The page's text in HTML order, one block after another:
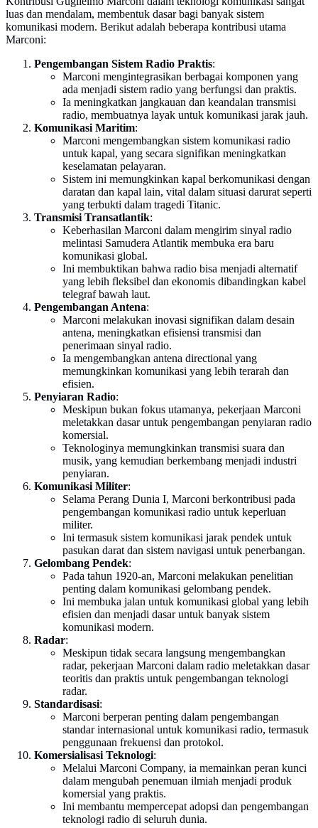
luas dan mendalam, membentuk dasar bagi banyak sistem
komunikasi modern. Berikut adalah beberapa kontribusi utama
Marconi:
Pengembangan Sistem Radio Praktis:
Marconi mengintegrasikan berbagai komponen yang
ada menjadi sistem radio yang berfungsi dan praktis.
Ia meningkatkan jangkauan dan keandalan transmisi
radio, membuatnya layak untuk komunikasi jarak jauh.
Komunikasi Maritim:
Marconi mengembangkan sistem komunikasi radio
untuk kapal, yang secara signifikan meningkatkan
keselamatan pelayaran.
Sistem ini memungkinkan kapal berkomunikasi dengan
daratan dan kapal lain, vital dalam situasi darurat seperti
yang terbukti dalam tragedi Titanic.
Transmisi Transatlantik:
Keberhasilan Marconi dalam mengirim sinyal radio
melintasi Samudera Atlantik membuka era baru
komunikasi global.
Ini membuktikan bahwa radio bisa menjadi alternatif
yang lebih fleksibel dan ekonomis dibandingkan kabel
telegraf bawah laut.
Pengembangan Antena:
Marconi melakukan inovasi signifikan dalam desain
antena, meningkatkan efisiensi transmisi dan
penerimaan sinyal radio.
Ia mengembangkan antena directional yang
memungkinkan komunikasi yang lebih terarah dan
efisien.
Penyiaran Radio:
Meskipun bukan fokus utamanya, pekerjaan Marconi
meletakkan dasar untuk pengembangan penyiaran radio
komersial.
Teknologinya memungkinkan transmisi suara dan
musik, yang kemudian berkembang menjadi industri
penyiaran.
Komunikasi Militer:
Selama Perang Dunia I, Marconi berkontribusi pada
pengembangan komunikasi radio untuk keperluan
militer.
Ini termasuk sistem komunikasi jarak pendek untuk
pasukan darat dan sistem navigasi untuk penerbangan.
Gelombang Pendek:
Pada tahun 1920-an, Marconi melakukan penelitian
penting dalam komunikasi gelombang pendek.
Ini membuka jalan untuk komunikasi global yang lebih
efisien dan menjadi dasar untuk banyak sistem
komunikasi modern.
Radar:
Meskipun tidak secara langsung mengembangkan
radar, pekerjaan Marconi dalam radio meletakkan dasar
teoritis dan praktis untuk pengembangan teknologi
radar.
Standardisasi:
Marconi berperan penting dalam pengembangan
standar internasional untuk komunikasi radio, termasuk
penggunaan frekuensi dan protokol.
Komersialisasi Teknologi:
Melalui Marconi Company, ia memainkan peran kunci
dalam mengubah penemuan ilmiah menjadi produk
komersial yang praktis.
Ini membantu mempercepat adopsi dan pengembangan
teknologi radio di seluruh dunia.